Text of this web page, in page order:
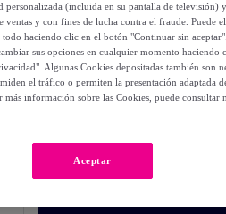
€
Cambrass Bolso Talega Vicky
(incluida en su pantalla de televisión)
y con fines de lucha contra el fraude. Puede
haciendo clic en el botón "Continuar sin
sus opciones en cualquier momento haciendo
Algunas Cookies depositadas también son
el tráfico o permiten la presentación adaptada
información sobre las Cookies, puede consultar
Aceptar